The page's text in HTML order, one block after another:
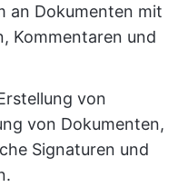
an Dokumenten mit
Kommentaren und
von
von Dokumenten,
Signaturen und